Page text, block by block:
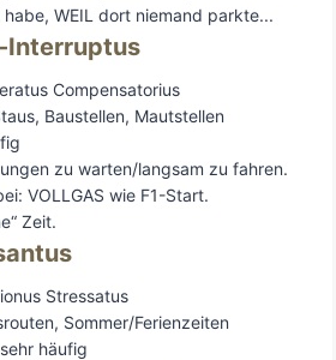
Interruptus
Compensatorius
Baustellen, Mautstellen
zu warten/langsam zu fahren.
VOLLGAS wie F1-Start.
Zeit.
Stressatus
Sommer/Ferienzeiten
häufig